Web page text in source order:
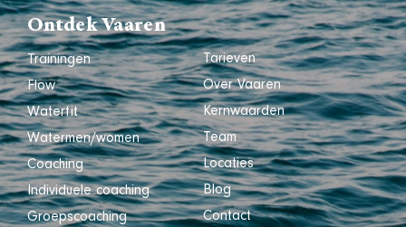
Ontdek Vaaren
Trainingen
Flow
Waterfit
Watermen/women
Coaching
Individuele coaching
Groepscoaching
Tarieven
Over Vaaren
Kernwaarden
Team
Locaties
Blog
Contact